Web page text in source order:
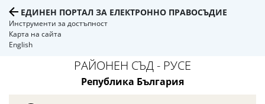
ЕДИНЕН ПОРТАЛ ЗА ЕЛЕКТРОННО ПРАВОСЪДИЕ
Инструменти за достъпност
Карта на сайта
English
РАЙОНЕН СЪД - РУСЕ
Република България